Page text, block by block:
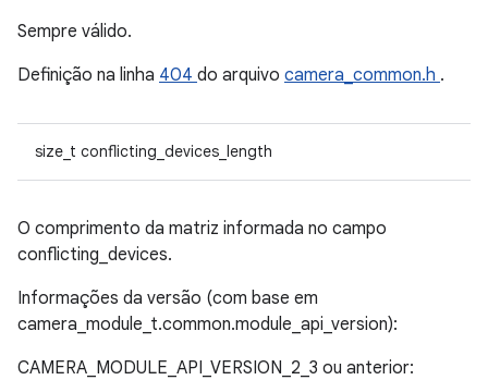
Sempre válido.
Definição na linha 404 do arquivo camera_common.h .
size_t conflicting_devices_length
O comprimento da matriz informada no campo
conflicting_devices.
Informações da versão (com base em
camera_module_t.common.module_api_version):
CAMERA_MODULE_API_VERSION_2_3 ou anterior: